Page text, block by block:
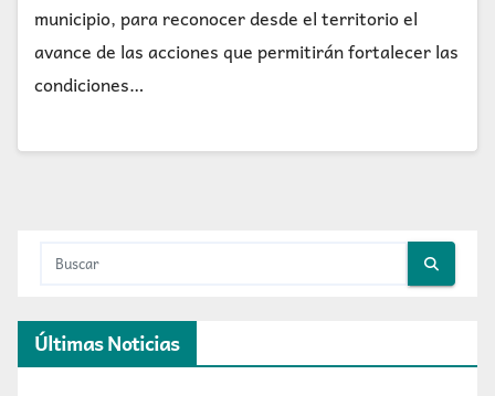
municipio, para reconocer desde el territorio el
avance de las acciones que permitirán fortalecer las
condiciones…
Últimas Noticias